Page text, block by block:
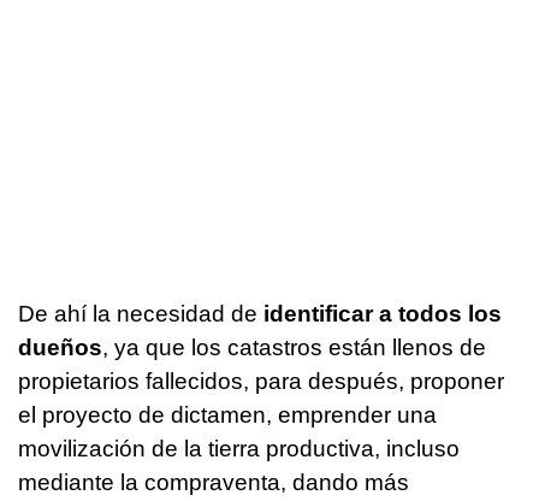
De ahí la necesidad de identificar a todos los
dueños, ya que los catastros están llenos de
propietarios fallecidos, para después, proponer
el proyecto de dictamen, emprender una
movilización de la tierra productiva, incluso
mediante la compraventa, dando más